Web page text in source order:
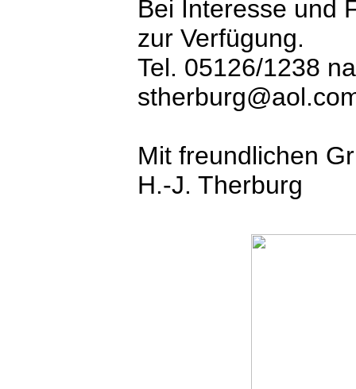
Bei Interesse und
zur Verfügung.
Tel. 05126/1238
Mit freundlichen
H.-J. Therburg